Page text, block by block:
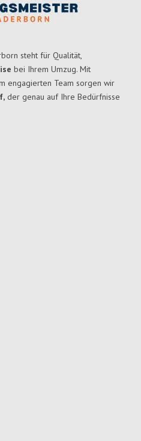
steht für Qualität,
bei Ihrem Umzug. Mit
engagierten Team sorgen wir
der genau auf Ihre Bedürfnisse